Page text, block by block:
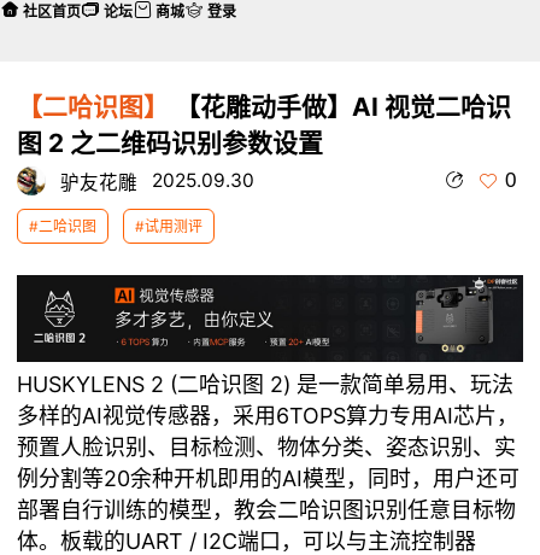
【二哈识图】
【花雕动手做】AI 视觉二哈识
图 2 之二维码识别参数设置
驴友花雕 2025.09.30 0
#二哈识图 #试用测评
本帖最后由 驴友花雕 于 2025-10-2 04:41 编辑
HUSKYLENS 2 (二哈识图 2) 是一款简单易用、玩法
多样的AI视觉传感器，采用6TOPS算力专用AI芯片，
预置人脸识别、目标检测、物体分类、姿态识别、实
例分割等20余种开机即用的AI模型，同时，用户还可
部署自行训练的模型，教会二哈识图识别任意目标物
体。板载的UART / I2C端口，可以与主流控制器
社区首页 论坛 商城 登录